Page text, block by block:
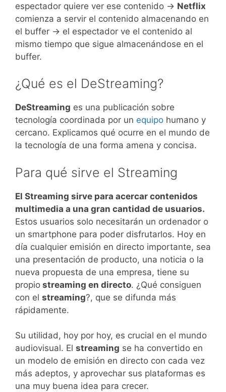
espectador quiere ver ese contenido -> Netflix
comienza a servir el contenido almacenando en
el buffer -> el espectador ve el contenido al
mismo tiempo que sigue almacenándose en el
buffer.
¿Qué es el DeStreaming?
DeStreaming es una publicación sobre
tecnología coordinada por un equipo humano y
cercano. Explicamos qué ocurre en el mundo de
la tecnología de una forma amena y concisa.
Para qué sirve el Streaming
El Streaming sirve para acercar contenidos
multimedia a una gran cantidad de usuarios.
Estos usuarios solo necesitarán un ordenador o
un smartphone para poder disfrutarlos. Hoy en
día cualquier emisión en directo importante, sea
una presentación de producto, una noticia o la
nueva propuesta de una empresa, tiene su
propio streaming en directo. ¿Qué consiguen
con el streaming?, que se difunda más
rápidamente.
Su utilidad, hoy por hoy, es crucial en el mundo
audiovisual. El streaming se ha convertido en
un modelo de emisión en directo con cada vez
más adeptos, y aprovechar sus plataformas es
una muy buena idea para crecer.